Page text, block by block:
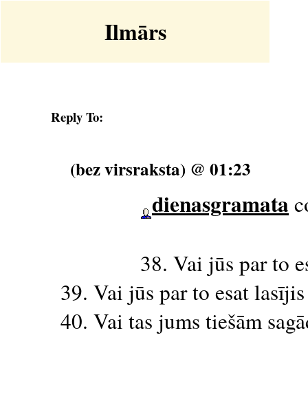
Ilmārs
Reply To:
(bez virsraksta) @ 01:23
dienasgramata
38. Vai jūs par to
39. Vai jūs par to esat
40. Vai tas jums tiešām